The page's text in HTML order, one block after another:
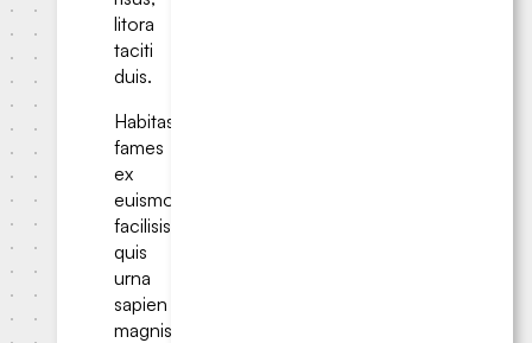
litora
taciti
duis.
Habitasse
fames
ex
euismod
facilisis
quis
urna
sapien
magnis.